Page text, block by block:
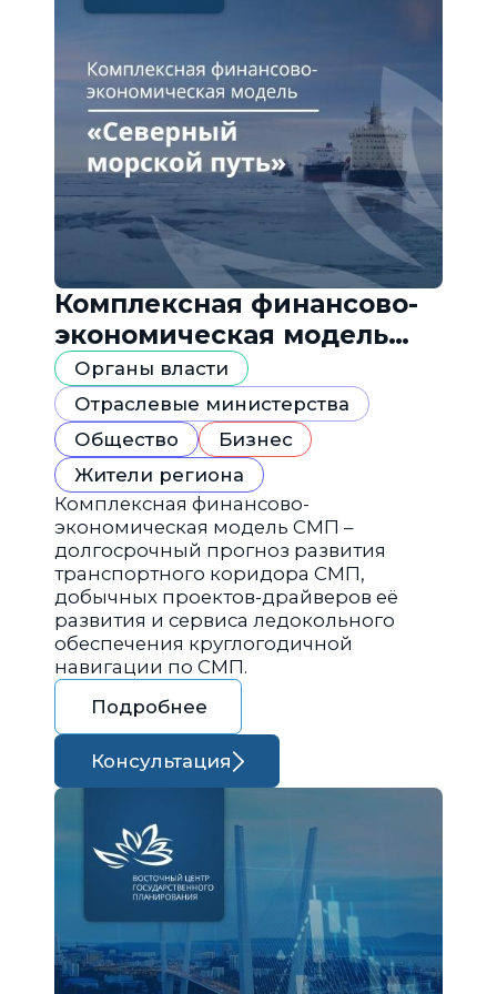
Комплексная финансово-
экономическая модель
«Северный морской путь»
Органы власти
Отраслевые министерства
Общество
Бизнес
Жители региона
Комплексная финансово-
экономическая модель СМП –
долгосрочный прогноз развития
транспортного коридора СМП,
добычных проектов-драйверов её
развития и сервиса ледокольного
обеспечения круглогодичной
навигации по СМП.
Подробнее
Консультация